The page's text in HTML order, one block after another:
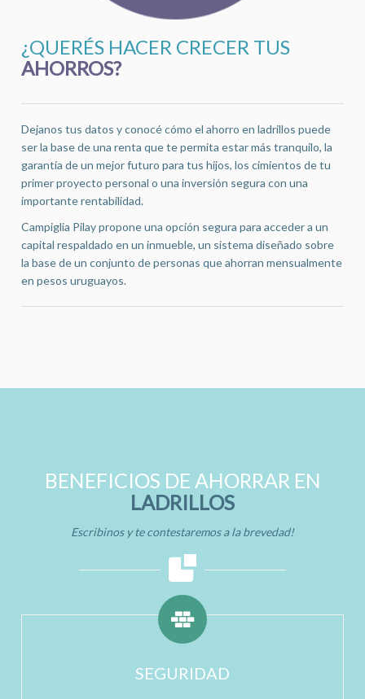
¿QUERÉS HACER CRECER TUS
AHORROS?
Dejanos tus datos y conocé cómo el ahorro en ladrillos puede
ser la base de una renta que te permita estar más tranquilo, la
garantía de un mejor futuro para tus hijos, los cimientos de tu
primer proyecto personal o una inversión segura con una
importante rentabilidad.
Campiglia Pilay propone una opción segura para acceder a un
capital respaldado en un inmueble, un sistema diseñado sobre
la base de un conjunto de personas que ahorran mensualmente
en pesos uruguayos.
BENEFICIOS DE AHORRAR EN
LADRILLOS
Escribinos y te contestaremos a la brevedad!
SEGURIDAD